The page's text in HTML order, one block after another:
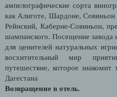
ампелографические сорта
как Алиготе, Шардоне,
Рейнский, Каберне-Совиньон,
шампанского. Посещение
для ценителей натуральных
восхитительный мир
путешествие, которое
Дагестана
Возвращение в отель.